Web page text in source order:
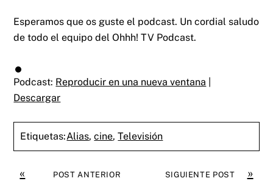
Esperamos que os guste el podcast. Un cordial saludo
de todo el equipo del Ohhh! TV Podcast.
Podcast: Reproducir en una nueva ventana
Descargar
Etiquetas:Alias,cine,Televisión
« POST ANTERIOR »
SIGUIENTE POST